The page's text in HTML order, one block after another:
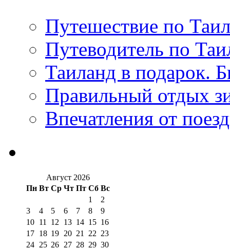
Путешествие по
Путеводитель по
Таиланд в подарок.
Правильный отдых
Впечатления от
Август 2026
Пн Вт Ср Чт Пт Сб Вс
1
2
3
4 5 6 7 8
9
10 11 12 13 14 15 16
17 18 19 20 21 22 23
24 25 26 27 28 29 30